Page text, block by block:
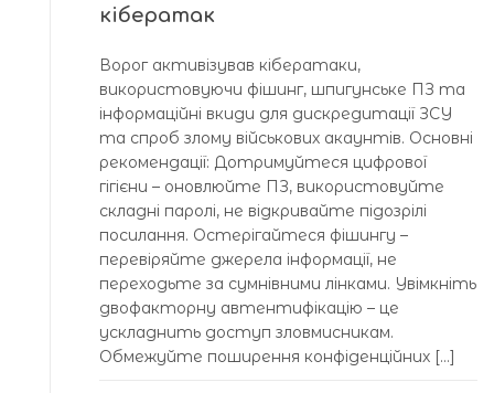
кібератак
Ворог активізував кібератаки,
використовуючи фішинг, шпигунське ПЗ та
інформаційні вкиди для дискредитації ЗСУ
та спроб злому військових акаунтів. Основні
рекомендації: Дотримуйтеся цифрової
гігієни – оновлюйте ПЗ, використовуйте
складні паролі, не відкривайте підозрілі
посилання. Остерігайтеся фішингу –
перевіряйте джерела інформації, не
переходьте за сумнівними лінками. Увімкніть
двофакторну автентифікацію – це
ускладнить доступ зловмисникам.
Обмежуйте поширення конфіденційних […]